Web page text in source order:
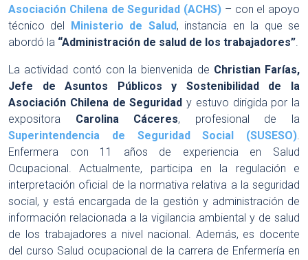
Asociación Chilena de Seguridad (ACHS) – con el apoyo
técnico del Ministerio de Salud, instancia en la que se
abordó la “Administración de salud de los trabajadores”.
La actividad contó con la bienvenida de Christian Farías,
Jefe de Asuntos Públicos y Sostenibilidad de la
Asociación Chilena de Seguridad y estuvo dirigida por la
expositora Carolina Cáceres, profesional de la
Superintendencia de Seguridad Social (SUSESO).
Enfermera con 11 años de experiencia en Salud
Ocupacional. Actualmente, participa en la regulación e
interpretación oficial de la normativa relativa a la seguridad
social, y está encargada de la gestión y administración de
información relacionada a la vigilancia ambiental y de salud
de los trabajadores a nivel nacional. Además, es docente
del curso Salud ocupacional de la carrera de Enfermería en